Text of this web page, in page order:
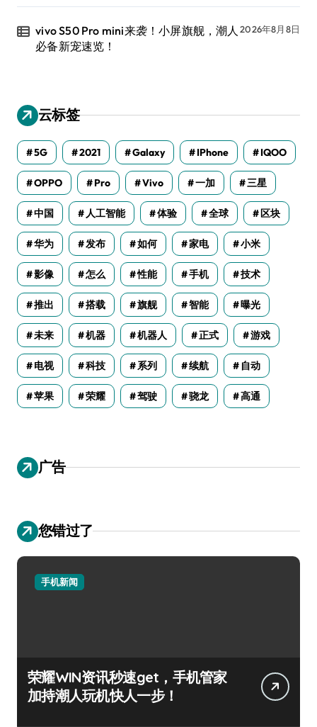
vivo S50 Pro mini来袭！小屏旗舰，潮人
必备新宠速览！
2026年8月8日
云标签
5G 2021 Galaxy IPhone IQOO
OPPO Pro Vivo 一加 三星
中国 人工智能 体验 全球 区块
华为 发布 如何 家电 小米
影像 怎么 性能 手机 技术
推出 搭载 旗舰 智能 曝光
未来 机器 机器人 正式 游戏
电视 科技 系列 续航 自动
苹果 荣耀 驾驶 骁龙 高通
广告
您错过了
手机新闻
荣耀WIN资讯秒速get，手机管家
加持潮人玩机快人一步！